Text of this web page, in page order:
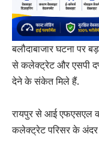
बलौदाबाजार घटना पर
से कलेक्ट्रेट और एसपी
देने के संकेत मिले हैं.
रायपुर से आई एफएसएल
कलेक्ट्रेट परिसर के अंदर